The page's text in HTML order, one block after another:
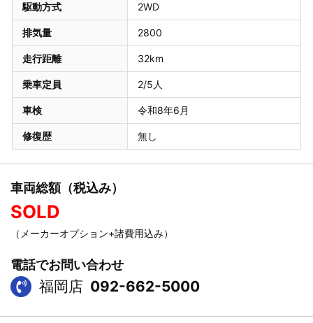
駆動方式 2WD
排気量 2800
走行距離 32km
乗車定員 2/5人
車検 令和8年6月
修復歴 無し
車両総額（税込み）
SOLD
（メーカーオプション+諸費用込み）
電話でお問い合わせ
福岡店 092-662-5000